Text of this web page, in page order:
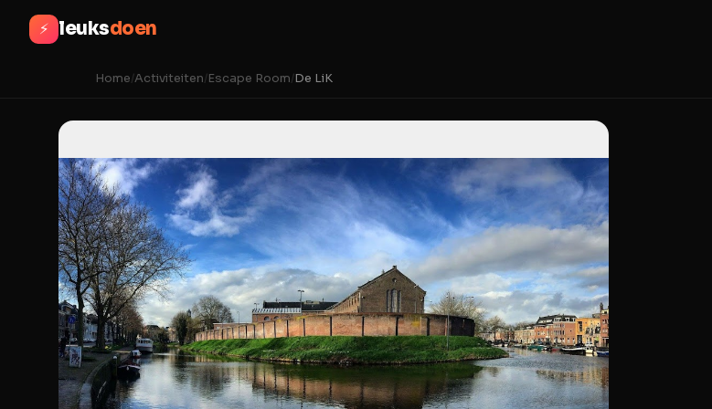
⚡ leuksdoen
Home/Activiteiten/Escape Room/De LiK